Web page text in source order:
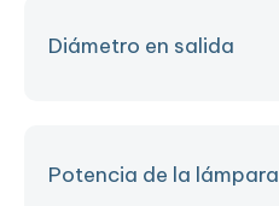
Diámetro en salida
Potencia de la lámpara